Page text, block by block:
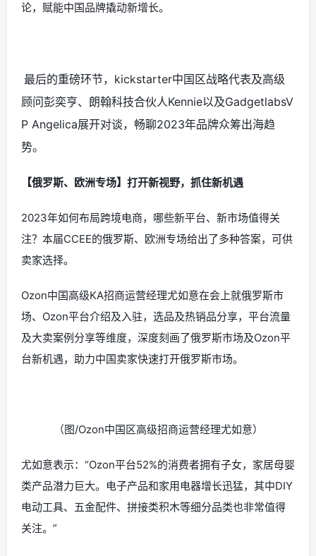
论，赋能中国品牌撬动新增长。
最后的重磅环节，kickstarter中国区战略代表及高级
顾问彭奕亨、朗翰科技合伙人Kennie以及GadgetlabsV
P Angelica展开对谈，畅聊2023年品牌众筹出海趋
势。
【俄罗斯、欧洲专场】打开新视野，抓住新机遇
2023年如何布局跨境电商，哪些新平台、新市场值得关
注？本届CCEE的俄罗斯、欧洲专场给出了多种答案，可供
卖家选择。
Ozon中国高级KA招商运营经理尤如意在会上就俄罗斯市
场、Ozon平台介绍及入驻，选品及热销品分享，平台流量
及大卖案例分享等维度，深度刻画了俄罗斯市场及Ozon平
台新机遇，助力中国卖家快速打开俄罗斯市场。
（图/Ozon中国区高级招商运营经理尤如意）
尤如意表示：“Ozon平台52%的消费者拥有子女，家居母婴
类产品潜力巨大。 电子产品和家用电器增长迅猛， 其中DIY
电动工具、五金配件、拼接类积木等细分品类也非常值得
关注。”